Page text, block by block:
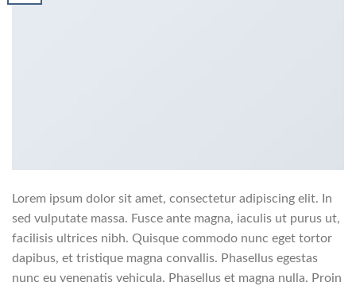
Lorem ipsum dolor sit amet, consectetur adipiscing elit. In
sed vulputate massa. Fusce ante magna, iaculis ut purus ut,
facilisis ultrices nibh. Quisque commodo nunc eget tortor
dapibus, et tristique magna convallis. Phasellus egestas
nunc eu venenatis vehicula. Phasellus et magna nulla. Proin